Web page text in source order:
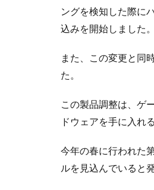
ングを検知した際に
込みを開始しました。
また、この変更と同
た。
この製品調整は、ゲ
ドウェアを手に入れ
今年の春に行われた
ルを見込んでいると